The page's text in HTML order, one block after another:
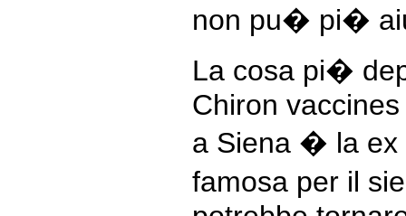
non pu� pi�
La cosa pi�
Chiron
a Siena � la ex
famosa per il